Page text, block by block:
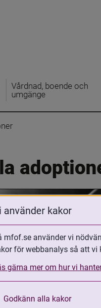
Vårdnad, boende och
umgänge
använder kakor
mfof.se använder vi
för webbanalys så att
gärna mer om hur vi
Godkänn alla kakor